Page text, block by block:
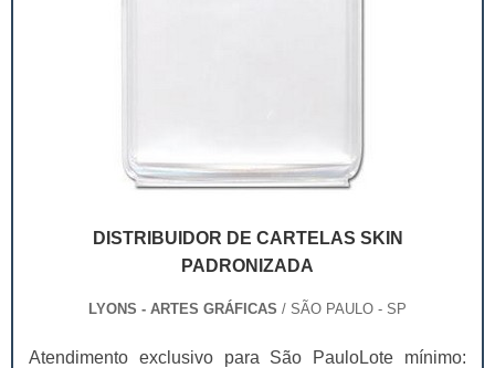
DISTRIBUIDOR DE CARTELAS SKIN
PADRONIZADA
LYONS - ARTES GRÁFICAS / SÃO PAULO - SP
Atendimento exclusivo para São PauloLote mínimo: